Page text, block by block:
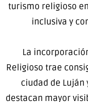
turismo religioso
inclusiva y
La
Religioso trae
ciudad de Luján
destacan mayor